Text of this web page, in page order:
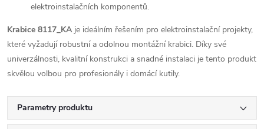
elektroinstalačních komponentů.
Krabice 8117_KAje ideálním řešením pro elektroinstalační projekty,
které vyžadují robustní a odolnou montážní krabici. Díky své
univerzálnosti, kvalitní konstrukci a snadné instalaci je tento produkt
skvělou volbou pro profesionály i domácí kutily.
Parametry produktu